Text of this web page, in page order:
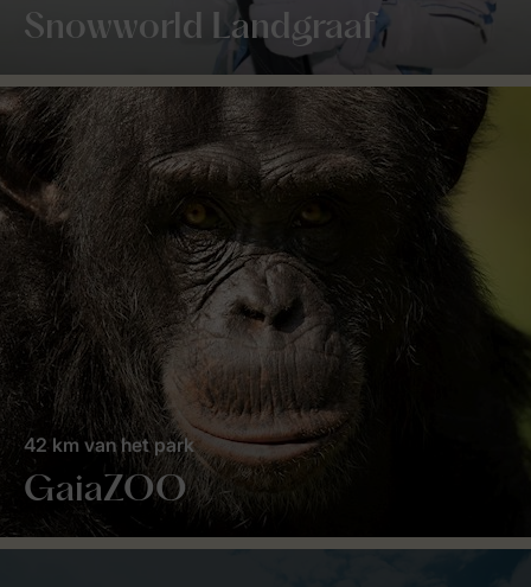
Snowworld Landgraaf
GaiaZOO
42 km van het park